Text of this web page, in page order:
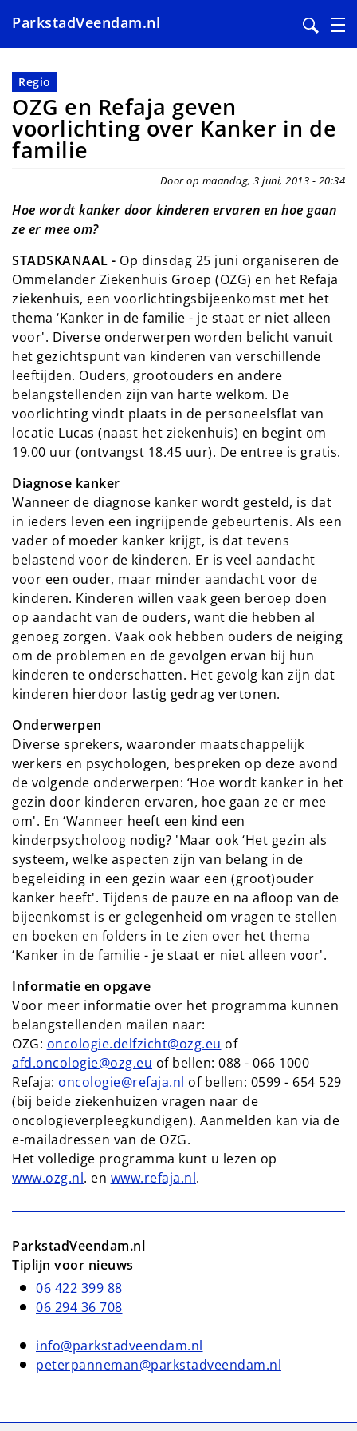
en
naar
de
inhoud
gaan
ParkstadVeendam.nl
Regio
OZG en Refaja geven
voorlichting over Kanker in de
familie
Door op maandag, 3 juni, 2013 - 20:34
Hoe wordt kanker door kinderen ervaren en hoe gaan
ze er mee om?
STADSKANAAL - Op dinsdag 25 juni organiseren de
Ommelander Ziekenhuis Groep (OZG) en het Refaja
ziekenhuis, een voorlichtingsbijeenkomst met het
thema ‘Kanker in de familie - je staat er niet alleen
voor'. Diverse onderwerpen worden belicht vanuit
het gezichtspunt van kinderen van verschillende
leeftijden. Ouders, grootouders en andere
belangstellenden zijn van harte welkom. De
voorlichting vindt plaats in de personeelsflat van
locatie Lucas (naast het ziekenhuis) en begint om
19.00 uur (ontvangst 18.45 uur). De entree is gratis.
Diagnose kanker
Wanneer de diagnose kanker wordt gesteld, is dat
in ieders leven een ingrijpende gebeurtenis. Als een
vader of moeder kanker krijgt, is dat tevens
belastend voor de kinderen. Er is veel aandacht
voor een ouder, maar minder aandacht voor de
kinderen. Kinderen willen vaak geen beroep doen
op aandacht van de ouders, want die hebben al
genoeg zorgen. Vaak ook hebben ouders de neiging
om de problemen en de gevolgen ervan bij hun
kinderen te onderschatten. Het gevolg kan zijn dat
kinderen hierdoor lastig gedrag vertonen.
Onderwerpen
Diverse sprekers, waaronder maatschappelijk
werkers en psychologen, bespreken op deze avond
de volgende onderwerpen: ‘Hoe wordt kanker in het
gezin door kinderen ervaren, hoe gaan ze er mee
om'. En ‘Wanneer heeft een kind een
kinderpsycholoog nodig? 'Maar ook ‘Het gezin als
systeem, welke aspecten zijn van belang in de
begeleiding in een gezin waar een (groot)ouder
kanker heeft'. Tijdens de pauze en na afloop van de
bijeenkomst is er gelegenheid om vragen te stellen
en boeken en folders in te zien over het thema
‘Kanker in de familie - je staat er niet alleen voor'.
Informatie en opgave
Voor meer informatie over het programma kunnen
belangstellenden mailen naar:
OZG: oncologie.delfzicht@ozg.eu of
afd.oncologie@ozg.eu of bellen: 088 - 066 1000
Refaja: oncologie@refaja.nl of bellen: 0599 - 654 529
(bij beide ziekenhuizen vragen naar de
oncologieverpleegkundigen). Aanmelden kan via de
e-mailadressen van de OZG.
Het volledige programma kunt u lezen op
www.ozg.nl. en www.refaja.nl.
ParkstadVeendam.nl
Tiplijn voor nieuws
06 422 399 88
06 294 36 708
info@parkstadveendam.nl
peterpanneman@parkstadveendam.nl